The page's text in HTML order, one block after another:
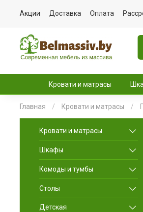
Акции Доставка Оплата
Кровати и матрасы
Главная Кровати и матрасы
Кровати и матрасы
Шкафы
Комоды и тумбы
Столы
Детская